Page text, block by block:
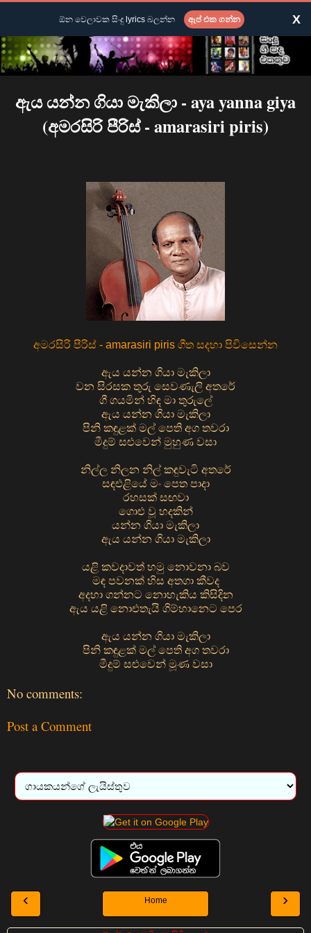
ඇය යන්න ගියා මැකිලා - aya yanna giya
(අමරසිරි පීරිස් - amarasiri piris)
අමරසිරි පීරිස් - amarasiri piris ගීත සදහා පිවිසෙන්න
ඇය යන්න ගියා මැකිලා
වන සිරසක තුරු සෙවණැලි අතරේ
ගී ගයමින් හිඳ මා තුරුලේ
ඇය යන්න ගියා මැකිලා
පිනි කඳුළක් මල් පෙති අග තවරා
මීදුම් සළුවෙන් මුහුණ වසා
නිල්ල නිලන නිල් කඳුවැටි අතරේ
සඳඑළියේ මං පෙත පාදා
රහසක් සඟවා
ගොළු වූ හදකින්
යන්න ගියා මැකිලා
ඇය යන්න ගියා මැකිලා
යළි කවදාවත් හමු නොවනා බව
මඳ පවනක් හිස අතගා කීවද
අදහා ගන්නට නොහැකිය කිසිදින
ඇය යළි නොඑතැයි ගිම්හානෙට පෙර
ඇය යන්න ගියා මැකිලා
පිනි කඳුළක් මල් පෙති අග තවරා
මීදුම් සළුවෙන් මූණ වසා
No comments:
Post a Comment
‹ ›
Home
ඕන වෙලාවක සිංදු lyrics බලන්න ඇප් එක ගන්න X